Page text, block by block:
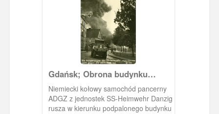
Gdańsk; Obrona budynku
Poczty Polskiej w Gdańsku 1
września 1939 r.
Niemiecki kołowy samochód pancerny
ADGZ z jednostek SS-Heimwehr Danzig
rusza w kierunku podpalonego budynku